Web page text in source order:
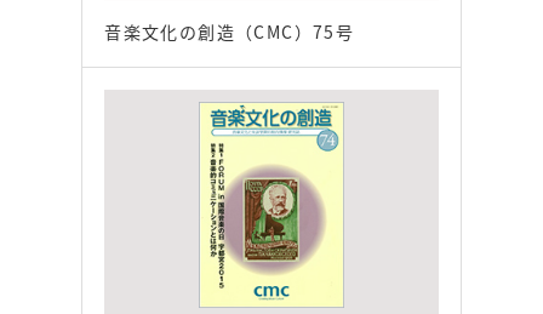
音楽文化の創造（CMC）75号